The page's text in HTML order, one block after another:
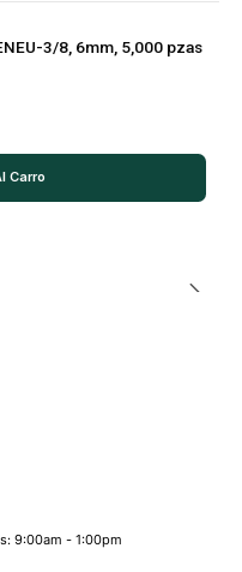
3/8, 6mm, 5,000 pzas
Carro
9:00am - 1:00pm